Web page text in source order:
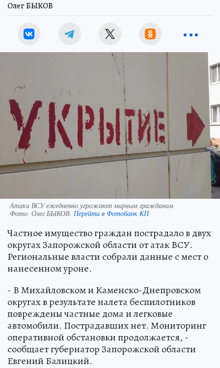
Олег БЫКОВ
Атаки ВСУ ежедневно угрожают мирным гражданам
Фото: Олег БЫКОВ. Перейти в Фотобанк КП
Частное имущество граждан пострадало в двух
округах Запорожской области от атак ВСУ.
Региональные власти собрали данные с мест о
нанесенном уроне.
- В Михайловском и Каменско-Днепровском
округах в результате налета беспилотников
повреждены частные дома и легковые
автомобили. Пострадавших нет. Мониторинг
оперативной обстановки продолжается, -
сообщает губернатор Запорожской области
Евгений Балицкий.